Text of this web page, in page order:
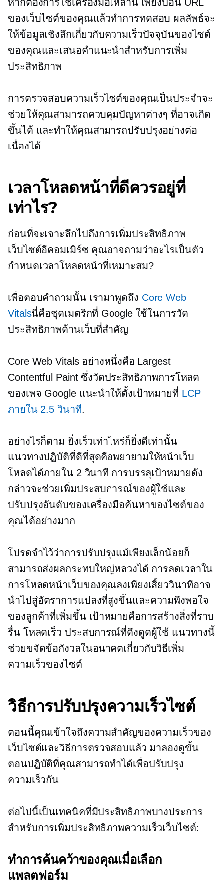
หากต้องการใช้เครื่องมือเหล่านี้ เพียงป้อน URL
ของเว็บไซต์ของคุณแล้วทำการทดสอบ ผลลัพธ์จะ
ให้ข้อมูลเชิงลึกเกี่ยวกับความเร็วปัจจุบันของไซต์
ของคุณและเสนอคำแนะนำสำหรับการเพิ่ม
ประสิทธิภาพ
การตรวจสอบความเร็วไซต์ของคุณเป็นประจำจะ
ช่วยให้คุณสามารถควบคุมปัญหาต่างๆ ที่อาจเกิด
ขึ้นได้ และทำให้คุณสามารถปรับปรุงอย่างต่อ
เนื่องได้
เวลาโหลดหน้าที่ดีควรอยู่ที่
เท่าไร?
ก่อนที่จะเจาะลึกไปถึงการเพิ่มประสิทธิภาพ
เว็บไซต์อีคอมเมิร์ซ คุณอาจถามว่าอะไรเป็นตัว
กำหนดเวลาโหลดหน้าที่เหมาะสม?
เพื่อตอบคำถามนั้น เรามาพูดถึง Core Web
Vitalsนี่คือชุดเมตริกที่ Google ใช้ในการวัด
ประสิทธิภาพด้านเว็บที่สำคัญ
Core Web Vitals อย่างหนึ่งคือ Largest
Contentful Paint ซึ่งวัดประสิทธิภาพการโหลด
ของเพจ Google แนะนำให้ตั้งเป้าหมายที่ LCP
ภายใน 2.5 วินาที.
อย่างไรก็ตาม ยิ่งเร็วเท่าไหร่ก็ยิ่งดีเท่านั้น
แนวทางปฏิบัติที่ดีที่สุดคือพยายามให้หน้าเว็บ
โหลดได้ภายใน 2 วินาที การบรรลุเป้าหมายดัง
กล่าวจะช่วยเพิ่มประสบการณ์ของผู้ใช้และ
ปรับปรุงอันดับของเครื่องมือค้นหาของไซต์ของ
คุณได้อย่างมาก
โปรดจำไว้ว่าการปรับปรุงแม้เพียงเล็กน้อยก็
สามารถส่งผลกระทบใหญ่หลวงได้ การลดเวลาใน
การโหลดหน้าเว็บของคุณลงเพียงเสี้ยววินาทีอาจ
นำไปสู่อัตราการแปลงที่สูงขึ้นและความพึงพอใจ
ของลูกค้าที่เพิ่มขึ้น เป้าหมายคือการสร้างสิ่งที่ราบ
รื่น โหลดเร็ว ประสบการณ์ที่ดึงดูดผู้ใช้ แนวทางนี้
ช่วยขจัดข้อกังวลในอนาคตเกี่ยวกับวิธีเพิ่ม
ความเร็วของไซต์
วิธีการปรับปรุงความเร็วไซต์
ตอนนี้คุณเข้าใจถึงความสำคัญของความเร็วของ
เว็บไซต์และวิธีการตรวจสอบแล้ว มาลองดูขั้น
ตอนปฏิบัติที่คุณสามารถทำได้เพื่อปรับปรุง
ความเร็วกัน
ต่อไปนี้เป็นเทคนิคที่มีประสิทธิภาพบางประการ
สำหรับการเพิ่มประสิทธิภาพความเร็วเว็บไซต์:
ทำการค้นคว้าของคุณเมื่อเลือก
แพลตฟอร์ม